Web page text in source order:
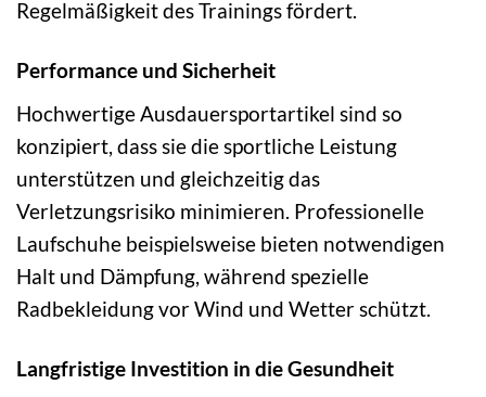
Regelmäßigkeit des Trainings fördert.
Performance und Sicherheit
Hochwertige Ausdauersportartikel sind so
konzipiert, dass sie die sportliche Leistung
unterstützen und gleichzeitig das
Verletzungsrisiko minimieren. Professionelle
Laufschuhe beispielsweise bieten notwendigen
Halt und Dämpfung, während spezielle
Radbekleidung vor Wind und Wetter schützt.
Langfristige Investition in die Gesundheit